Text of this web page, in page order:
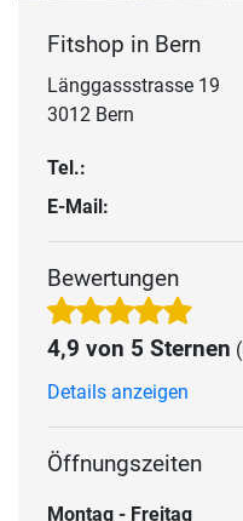
Fitshop in Bern
Länggassstrasse 19
3012 Bern
Tel.:
E-Mail:
Bewertungen
4,9 von 5 Sternen
Details anzeigen
Öffnungszeiten
Montag - Freitag